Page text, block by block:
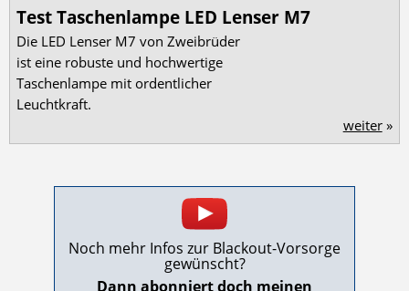
Test Taschenlampe LED Lenser M7
Die LED Lenser M7 von Zweibrüder
ist eine robuste und hochwertige
Taschenlampe mit ordentlicher
Leuchtkraft.
weiter»
Noch mehr Infos zur Blackout-Vorsorge
gewünscht?
Dann abonniert doch meinen